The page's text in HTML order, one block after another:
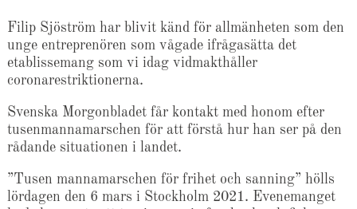
Filip Sjöström har blivit känd för allmänheten som den
unge entreprenören som vågade ifrågasätta det
etablissemang som vi idag vidmakthåller
coronarestriktionerna.
Svenska Morgonbladet får kontakt med honom efter
tusenmannamarschen för att förstå hur han ser på den
rådande situationen i landet.
”Tusen mannamarschen för frihet och sanning” hölls
lördagen den 6 mars i Stockholm 2021. Evenemanget